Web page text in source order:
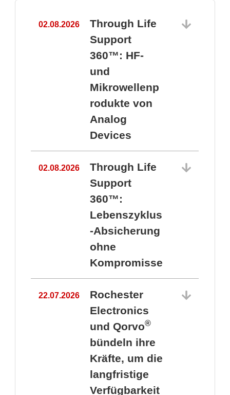
02.08.2026
Through Life
Support
360™: HF-
und
Mikrowellenp
rodukte von
Analog
Devices
02.08.2026
Through Life
Support
360™:
Lebenszyklus
-Absicherung
ohne
Kompromisse
22.07.2026
Rochester
Electronics
und Qorvo®
bündeln ihre
Kräfte, um die
langfristige
Verfügbarkeit